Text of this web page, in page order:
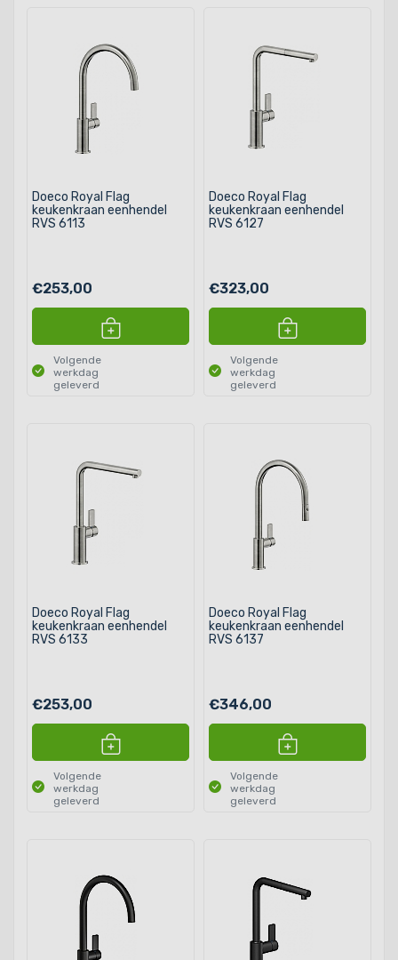
Doeco Royal Flag
keukenkraan eenhendel
RVS 6113
€253,00
Volgende
werkdag
geleverd
Doeco Royal Flag
keukenkraan eenhendel
RVS 6127
€323,00
Volgende
werkdag
geleverd
Doeco Royal Flag
keukenkraan eenhendel
RVS 6133
€253,00
Volgende
werkdag
geleverd
Doeco Royal Flag
keukenkraan eenhendel
RVS 6137
€346,00
Volgende
werkdag
geleverd